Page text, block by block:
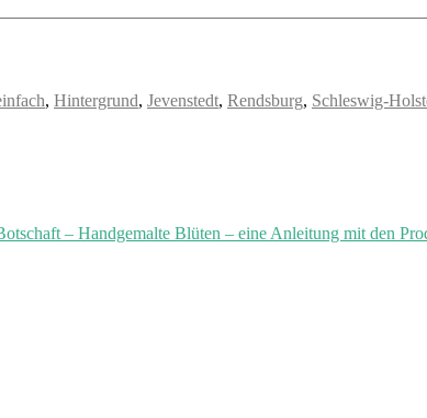
, Hintergrund, Jevenstedt, Rendsburg, Schleswig-
– Handgemalte Blüten – eine Anleitung mit den